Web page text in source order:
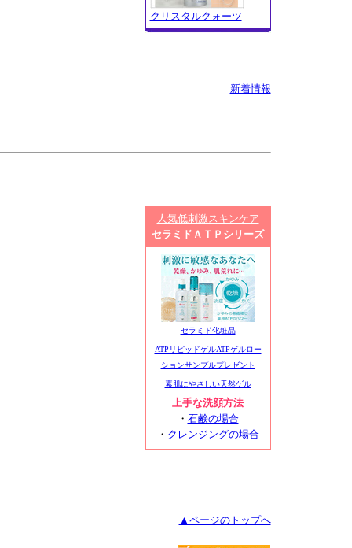
クリスタルクォーツ
新着情報
人気低刺激スキンケア
セラミドＡＴＰシリーズ
セラミド化粧品
ATPリピッドゲルATPゲルロー
ションサンプルプレゼント
素肌にやさしい天然ゲル
上手な洗顔方法
・ 石鹸の場合
・ クレンジングの場合
▲ページのトップへ